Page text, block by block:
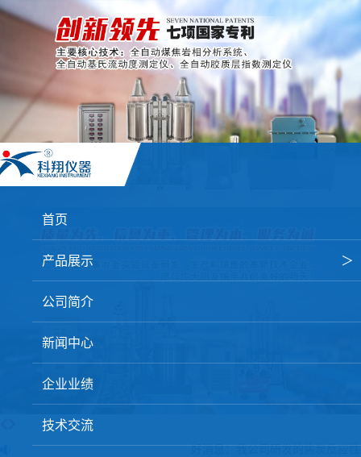
首页
产品展示 ＞
焦炭高温性能检测系统
球团矿/烧结矿/块矿高温冶金性能检测系统
高炉配吹煤检测设备
公司简介
新闻中心
企业业绩
技术交流
好消息：我公司研发的焦炭反应